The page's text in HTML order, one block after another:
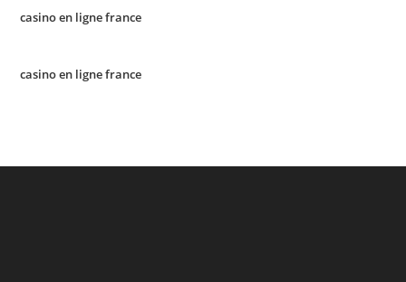
casino en ligne france
casino en ligne france